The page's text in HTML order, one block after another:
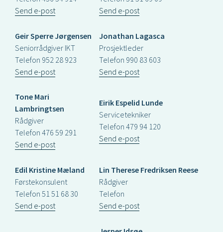
Send e-post
Send e-post
Geir Sperre Jørgensen
Seniorrådgiver IKT
Telefon 952 28 923
Send e-post
Jonathan Lagasca
Prosjektleder
Telefon 990 83 603
Send e-post
Tone Mari
Lambringtsen
Rådgiver
Telefon 476 59 291
Send e-post
Eirik Espelid Lunde
Servicetekniker
Telefon 479 94 120
Send e-post
Edil Kristine Mæland
Førstekonsulent
Telefon 51 51 68 30
Send e-post
Lin Therese Fredriksen Reese
Rådgiver
Telefon
Send e-post